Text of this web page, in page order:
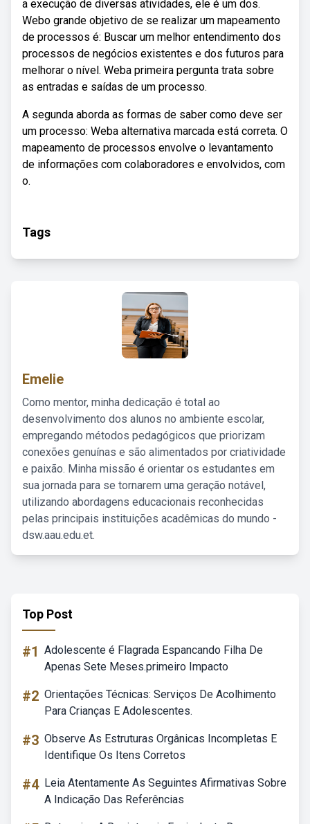
a execução de diversas atividades, ele é um dos.
Webo grande objetivo de se realizar um mapeamento
de processos é: Buscar um melhor entendimento dos
processos de negócios existentes e dos futuros para
melhorar o nível. Weba primeira pergunta trata sobre
as entradas e saídas de um processo.
A segunda aborda as formas de saber como deve ser
um processo: Weba alternativa marcada está correta. O
mapeamento de processos envolve o levantamento
de informações com colaboradores e envolvidos, com
o.
Tags
Emelie
Como mentor, minha dedicação é total ao
desenvolvimento dos alunos no ambiente escolar,
empregando métodos pedagógicos que priorizam
conexões genuínas e são alimentados por criatividade
e paixão. Minha missão é orientar os estudantes em
sua jornada para se tornarem uma geração notável,
utilizando abordagens educacionais reconhecidas
pelas principais instituições acadêmicas do mundo -
dsw.aau.edu.et.
Top Post
#1 Adolescente é Flagrada Espancando Filha De
Apenas Sete Meses.primeiro Impacto
#2 Orientações Técnicas: Serviços De Acolhimento
Para Crianças E Adolescentes.
#3 Observe As Estruturas Orgânicas Incompletas E
Identifique Os Itens Corretos
#4 Leia Atentamente As Seguintes Afirmativas Sobre
A Indicação Das Referências